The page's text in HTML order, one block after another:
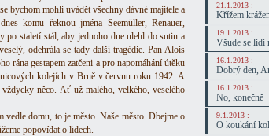
bychom mohli uvádět všechny dávné majitele a
komu řeknou jména Seemüller, Renauer,
po staletí stál, aby jednoho dne ulehl do sutin a
odehrála se tady další tragédie. Pan Alois
rána gestapem zatčeni a pro napomáhání útěku
kolejích v Brně v červnu roku 1942. A
něco. Ať už malého, velkého, veselého
domu, to je město. Naše město. Dbejme o
popovídat o lidech.
21.1.2013 :
Křížem
19.1.2013 :
Všude se lidi
16.1.2013 :
Dobrý den,
16.1.2013 :
No, konečně
9.1.2013 :
O koukání